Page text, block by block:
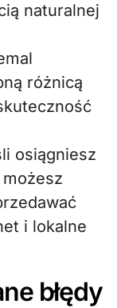
naturalnej
różnicą
osiągniesz
i lokalne
błędy